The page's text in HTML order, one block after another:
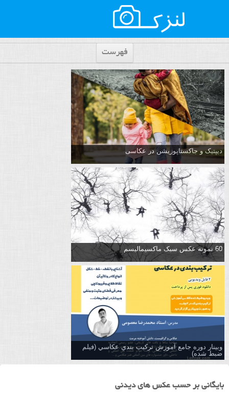
فهرست
دیپتیک و جاکستا‌پوزیشن در عکاسی
60 نمونه عکس سبک ماکسیمالیسم
وبینار دوره جامع آموزش تركيب بندي عكاسي (فیلم
ضبط شده)
بایگانی بر حسب عکس های دیدنی